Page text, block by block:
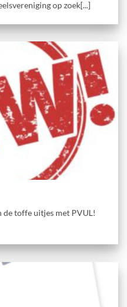
op zoek[...]
de toffe uitjes met PVUL!